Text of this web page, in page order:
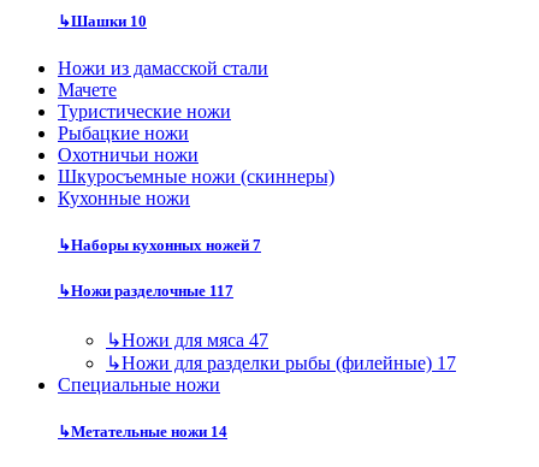
↳Шашки 10
Ножи из дамасской стали
Мачете
Туристические ножи
Рыбацкие ножи
Охотничьи ножи
Шкуросъемные ножи (скиннеры)
Кухонные ножи
↳Наборы кухонных ножей 7
↳Ножи разделочные 117
↳Ножи для мяса 47
↳Ножи для разделки рыбы (филейные) 17
Специальные ножи
↳Метательные ножи 14